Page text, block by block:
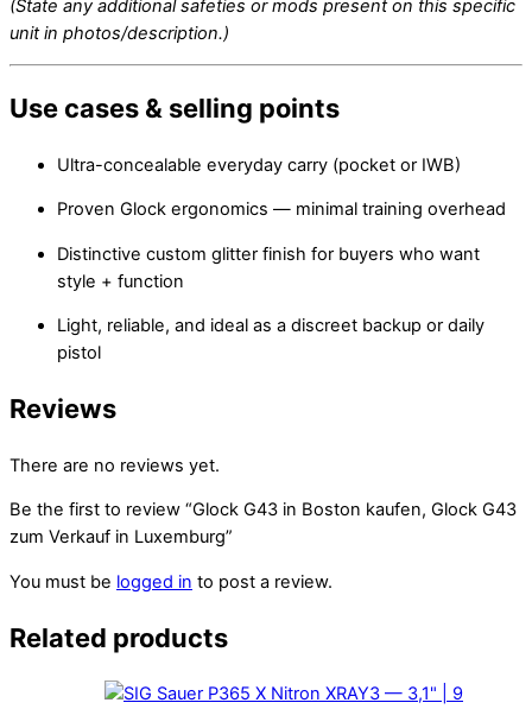
(State any additional safeties or mods present on this specific
unit in photos/description.)
Use cases & selling points
Ultra-concealable everyday carry (pocket or IWB)
Proven Glock ergonomics — minimal training overhead
Distinctive custom glitter finish for buyers who want
style + function
Light, reliable, and ideal as a discreet backup or daily
pistol
Reviews
There are no reviews yet.
Be the first to review “Glock G43 in Boston kaufen, Glock G43
zum Verkauf in Luxemburg”
You must be logged in to post a review.
Related products